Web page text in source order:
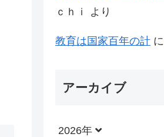
ｃｈｉ
より
教育は国家百年の計 に
アーカイブ
2026年